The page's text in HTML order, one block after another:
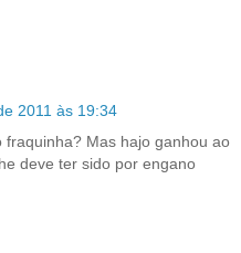
2011 às 19:34
fraquinha? Mas hajo ganhou ao
deve ter sido por engano